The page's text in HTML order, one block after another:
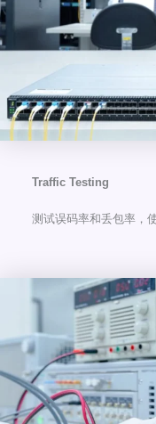
Traffic Testing
测试误码率和丢包率，